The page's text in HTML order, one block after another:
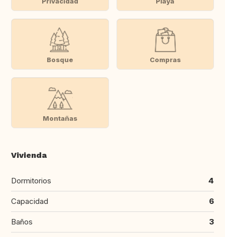
Bosque Compras
Montañas
Vivienda
Dormitorios 4
Capacidad 6
Baños 3